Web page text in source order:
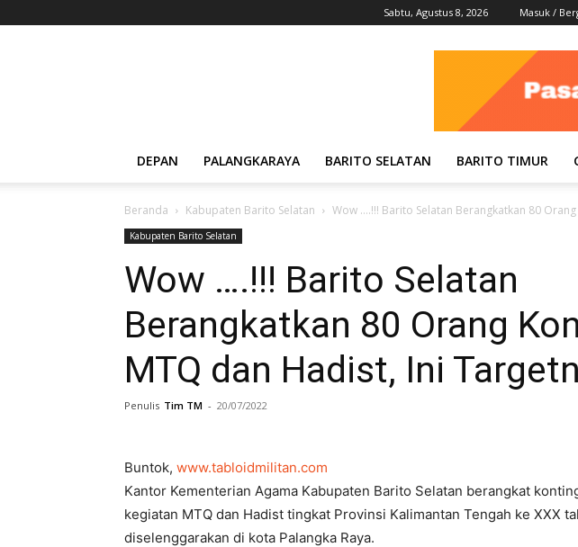
Sabtu, Agustus 8, 2026 Masuk /
DEPAN PALANGKARAYA BARITO SELATAN BARITO TIMUR
Beranda Kabupaten Barito Selatan Wow ….!!! Barito Selatan Berangkatkan 80
Kabupaten Barito Selatan
Wow ….!!! Barito Selatan
Berangkatkan 80 Orang
MTQ dan Hadist, Ini
Penulis Tim TM - 20/07/2022
Buntok, www.tabloidmilitan.com
Kantor Kementerian Agama Kabupaten Barito Selatan berangkat
kegiatan MTQ dan Hadist tingkat Provinsi Kalimantan Tengah ke XXX
diselenggarakan di kota Palangka Raya.